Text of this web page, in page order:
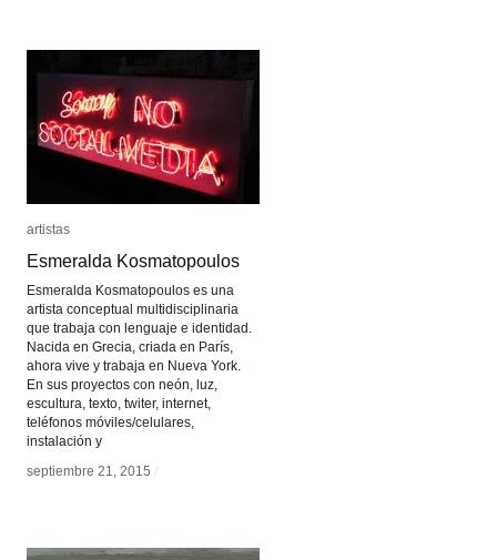
artistas
Esmeralda Kosmatopoulos
Esmeralda Kosmatopoulos es una
artista conceptual multidisciplinaria
que trabaja con lenguaje e identidad.
Nacida en Grecia, criada en París,
ahora vive y trabaja en Nueva York.
En sus proyectos con neón, luz,
escultura, texto, twiter, internet,
teléfonos móviles/celulares,
instalación y
septiembre 21, 2015 /
artistas
Esmeralda Kosmatopoulos
septiembre 21, 2015 /